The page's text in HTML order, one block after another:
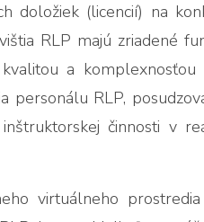
doložiek (licencií) na
RLP majú zriadené
a
personálu RLP,
činnosti v
virtuálneho